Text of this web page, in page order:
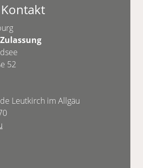
52
Leutkirch im Allgäu